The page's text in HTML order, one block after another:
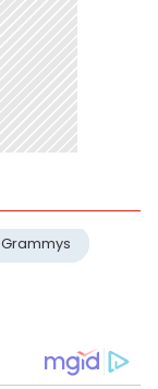
Grammys